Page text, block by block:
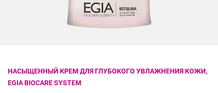
НАСЫЩЕННЫЙ КРЕМ ДЛЯ ГЛУБОКОГО УВЛАЖНЕНИЯ КОЖИ,
EGIA BIOCARE SYSTEM